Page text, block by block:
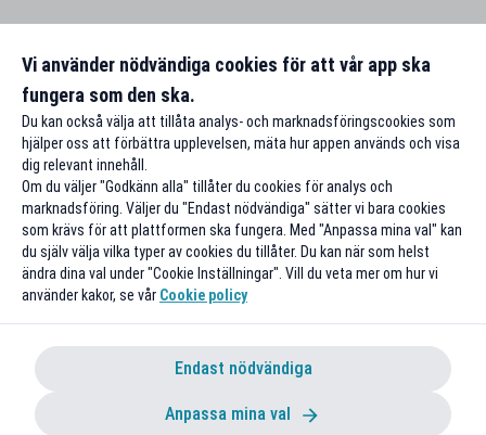
Vi använder nödvändiga cookies för att vår app ska
fungera som den ska.
Du kan också välja att tillåta analys- och marknadsföringscookies som
hjälper oss att förbättra upplevelsen, mäta hur appen används och visa
dig relevant innehåll.
Om du väljer "Godkänn alla" tillåter du cookies för analys och
marknadsföring. Väljer du "Endast nödvändiga" sätter vi bara cookies
som krävs för att plattformen ska fungera. Med "Anpassa mina val" kan
du själv välja vilka typer av cookies du tillåter. Du kan när som helst
ändra dina val under "Cookie Inställningar". Vill du veta mer om hur vi
använder kakor, se vår Cookie policy
Endast nödvändiga
Anpassa mina val